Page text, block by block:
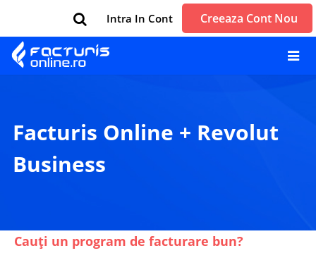
Intra In Cont Creeaza Cont Nou
Facturis Online + Revolut
Business
Cauți un program de facturare bun?